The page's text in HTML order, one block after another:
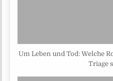
Um Leben und Tod: Welche
Triage